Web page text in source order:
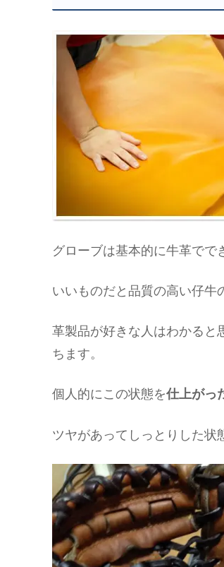
グローブは基本的に牛革でで
いいものだと品質の高い仔牛
革製品が好きな人はわかると
ちます。
個人的にこの状態を仕上がっ
ツヤがあってしっとりした状